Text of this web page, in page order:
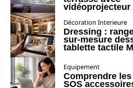
vidéoprojecteur
Décoration Interieure
Dressing :
sur-mesure
tablette tactile
Equipement
Comprendre
SOS